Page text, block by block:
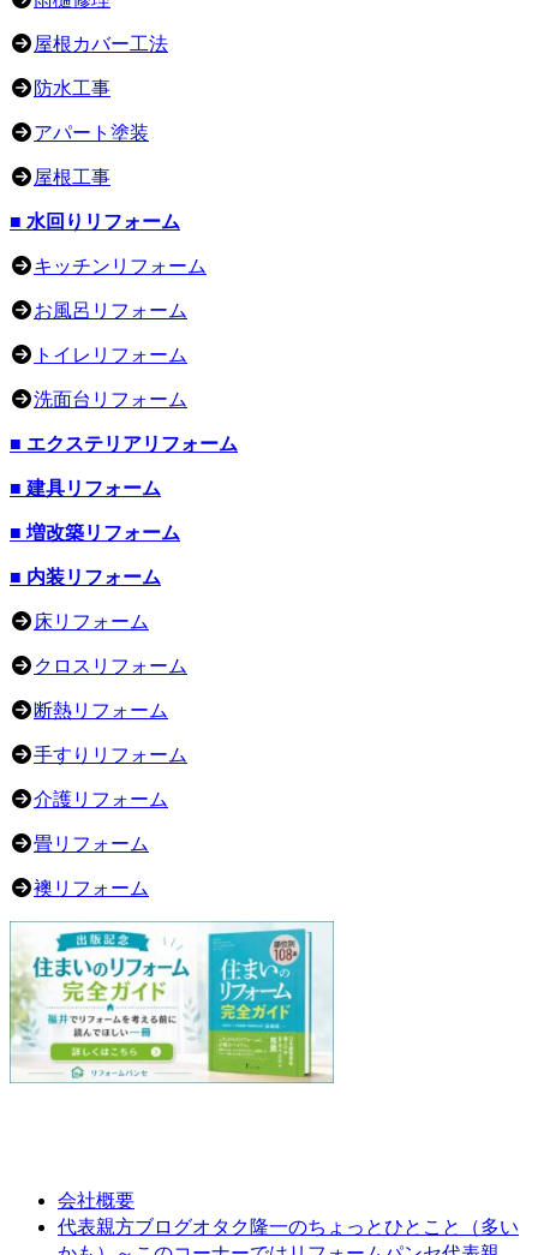
屋根カバー工法
防水工事
アパート塗装
屋根工事
■ 水回りリフォーム
キッチンリフォーム
お風呂リフォーム
トイレリフォーム
洗面台リフォーム
■ エクステリアリフォーム
■ 建具リフォーム
■ 増改築リフォーム
■ 内装リフォーム
床リフォーム
クロスリフォーム
断熱リフォーム
手すりリフォーム
介護リフォーム
畳リフォーム
襖リフォーム
会社概要
代表親方ブログオタク隆一のちょっとひとこと（多い